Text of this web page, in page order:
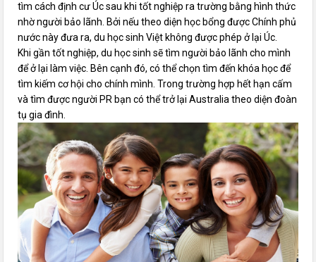
tìm cách định cư Úc sau khi tốt nghiệp ra trường bằng hình thức
nhờ người bảo lãnh. Bởi nếu theo diện học bổng được Chính phủ
nước này đưa ra, du học sinh Việt không được phép ở lại Úc.
Khi gần tốt nghiệp, du học sinh sẽ tìm người bảo lãnh cho mình
để ở lại làm việc. Bên cạnh đó, có thể chọn tìm đến khóa học để
tìm kiếm cơ hội cho chính mình. Trong trường hợp hết hạn cấm
và tìm được người PR bạn có thể trở lại Australia theo diện đoàn
tụ gia đình.